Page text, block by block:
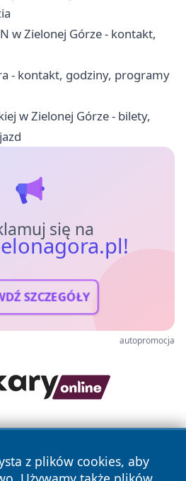
w Zielonej Górze - kontakt,
- kontakt, godziny, programy
w Zielonej Górze - bilety,
się na
SZCZEGÓŁY
autopromocja
z plików cookies, aby